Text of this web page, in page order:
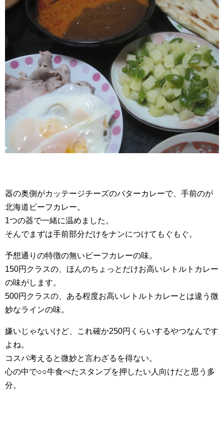
器の奥側がカッテージチーズのバターカレーで、手前のが
北海道ビーフカレー。
1つの器で一緒に温めました。
そんでまずは手前部分だけをナンにつけてもぐもぐ。
予想通りの特徴の無いビーフカレーの味。
150円クラスの、ほんのちょっとだけお高いレトルトカレー
の味がします。
500円クラスの、ある程度お高いレトルトカレーとは違う微
妙なラインの味。
嫌いじゃないけど、これ確か250円くらいするやつなんです
よね。
コスパ考えると微妙と言わざるを得ない。
心の中で○○牛食べたスタンプを押したい人向けだと思う多
分。